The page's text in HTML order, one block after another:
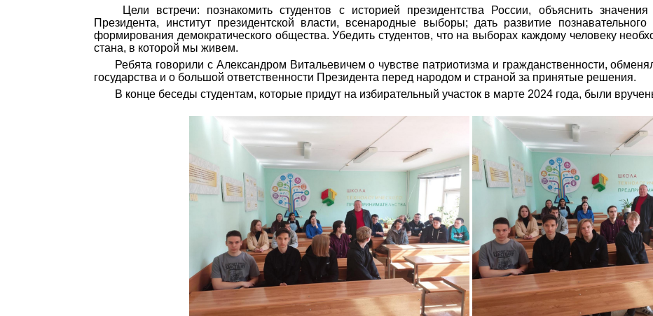
Цели встречи: познакомить студентов с историей президентства России, объяснить
Президента, институт президентской власти, всенародные выборы; дать развитие
формирования демократического общества. Убедить студентов, что на выборах каждому человеку
стана, в которой мы живем.
Ребята говорили с Александром Витальевичем о чувстве патриотизма и гражданственности,
государства и о большой ответственности Президента перед народом и страной за принятые решения.
В конце беседы студентам, которые придут на избирательный участок в марте 2024 года, были